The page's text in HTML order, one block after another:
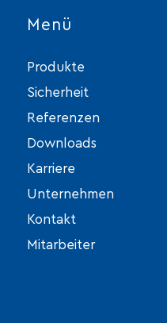
Menü
Produkte
Sicherheit
Referenzen
Downloads
Karriere
Unternehmen
Kontakt
Mitarbeiter